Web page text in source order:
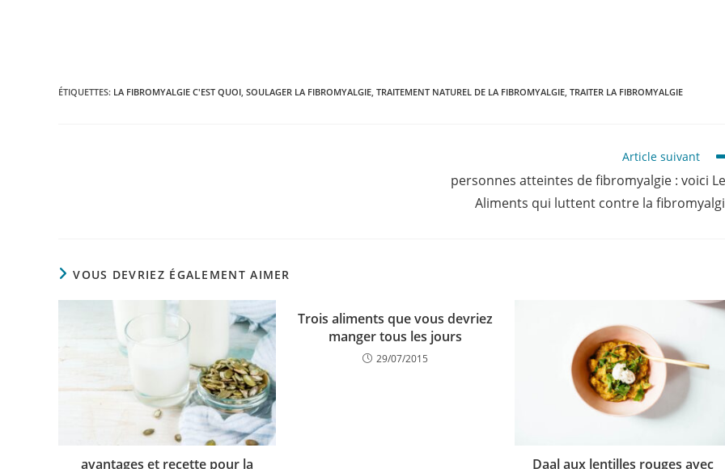
ÉTIQUETTES: LA FIBROMYALGIE C'EST QUOI, SOULAGER LA FIBROMYALGIE, TRAITEMENT NATUREL DE LA FIBROMYALGIE, TRAITER LA FIBROMYALGIE
Article suivant
personnes atteintes de fibromyalgie : voici
Aliments qui luttent contre la
VOUS DEVRIEZ ÉGALEMENT AIMER
avantages et recette pour la
Trois aliments que vous devriez
manger tous les jours
29/07/2015
Daal aux lentilles rouges avec